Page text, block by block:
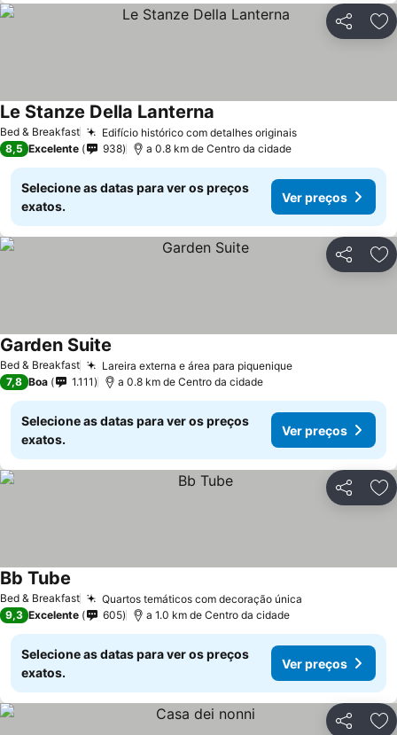
Partilhar
Bed & Breakfast Edifício histórico com detalhes originaisVer preços
Le Stanze Della Lanterna
8,5 Excelente 938 a 0.8 km de Centro da cidade
Selecione as datas para ver os preços
exatos.
Ver preços
Partilhar
Bed & Breakfast Lareira externa e área para piqueniqueVer preços
Garden Suite
7,8 Boa 1.111 a 0.8 km de Centro da cidade
Selecione as datas para ver os preços
exatos.
Ver preços
Partilhar
Bed & Breakfast Quartos temáticos com decoração única
Bb Tube
9,3 Excelente 605 a 1.0 km de Centro da cidade
Selecione as datas para ver os preços
exatos.
Ver preços
Partilhar